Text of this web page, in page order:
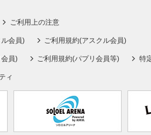
ご利用上の注意
会員) ご利用規約(アスクル会員)
員) ご利用規約(パプリ会員等) 特
ィ